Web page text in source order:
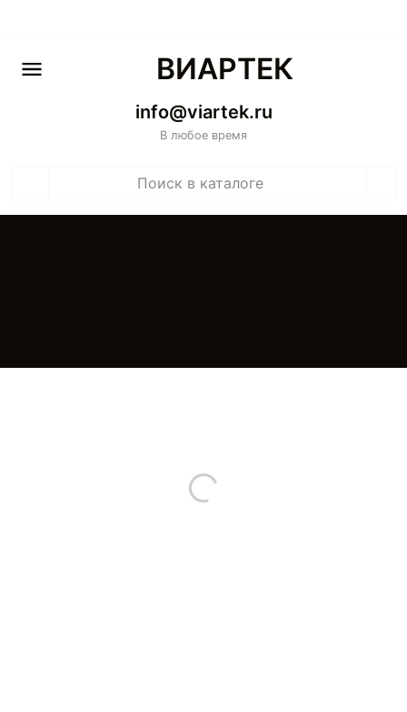
ВИАРТЕК
info@viartek.ru
В любое время